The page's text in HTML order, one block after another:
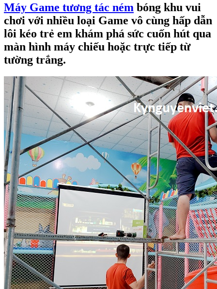
Máy Game tương tác ném bóng khu vui
chơi với nhiều loại Game vô cùng hấp dẫn
lôi kéo trẻ em khám phá sức cuốn hút qua
màn hình máy chiếu hoặc trực tiếp từ
tường trắng.